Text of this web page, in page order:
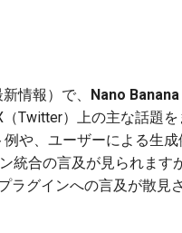
情報）で、 Nano Banana
（Twitter）上の主な話題
や、ユーザーによる生成
統合の言及が見られます
ラグインへの言及が散見